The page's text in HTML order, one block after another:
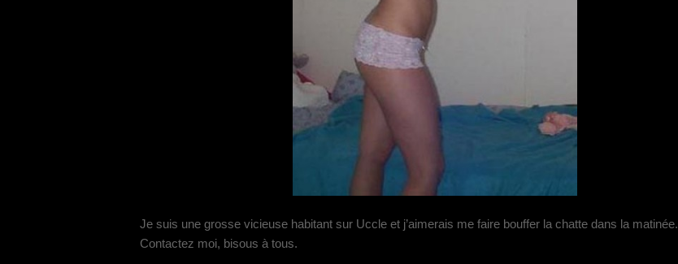
Je suis une grosse vicieuse habitant sur Uccle et j’aimerais me faire bouffer la chatte dans la matinée.
Contactez moi, bisous à tous.